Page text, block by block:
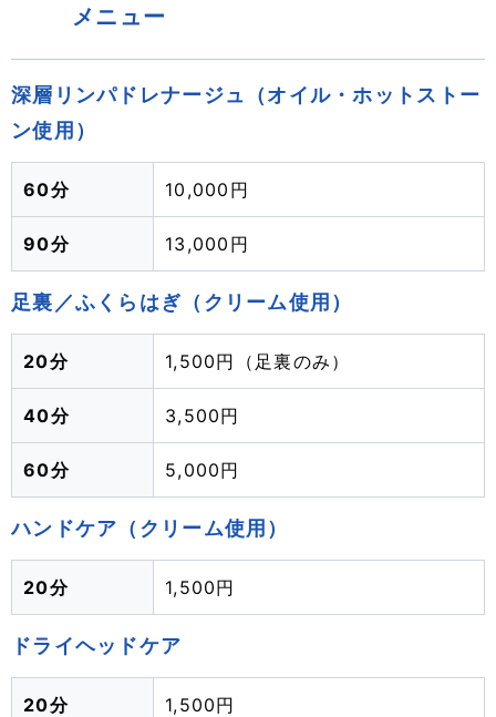
メニュー
深層リンパドレナージュ（オイル・ホットストー
ン使用）
60分 10,000円
90分 13,000円
足裏／ふくらはぎ（クリーム使用）
20分 1,500円（足裏のみ）
40分 3,500円
60分 5,000円
ハンドケア（クリーム使用）
20分 1,500円
ドライヘッドケア
20分 1,500円